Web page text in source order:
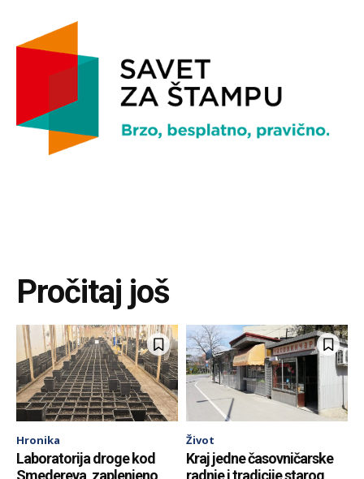
Pročitaj još
Hronika
Laboratorija droge kod
Život
Kraj jedne časovničarske